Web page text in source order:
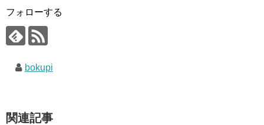
フォローする
bokupi
関連記事